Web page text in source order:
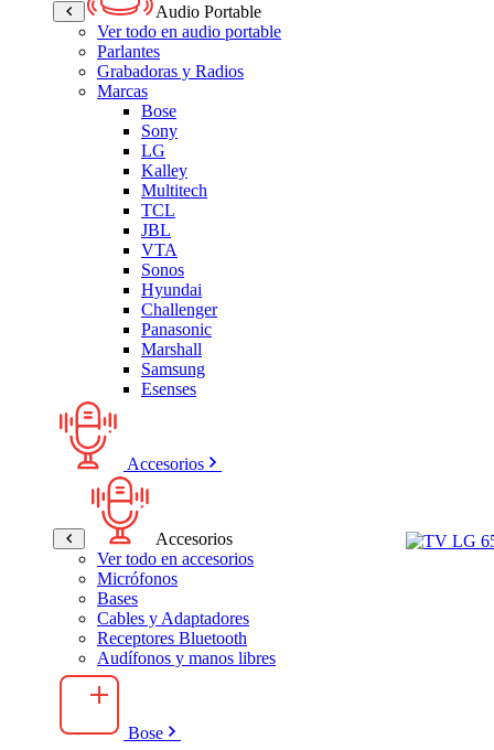
Audio Portable
Ver todo en audio portable
Parlantes
Grabadoras y Radios
Marcas
Bose
Sony
LG
Kalley
Multitech
TCL
JBL
VTA
Sonos
Hyundai
Challenger
Panasonic
Marshall
Samsung
Esenses
Accesorios
Accesorios
Ver todo en accesorios
Micrófonos
Bases
Cables y Adaptadores
Receptores Bluetooth
Audífonos y manos libres
Bose